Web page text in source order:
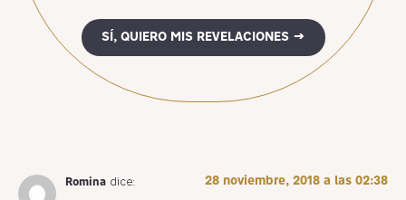
SÍ, QUIERO MIS REVELACIONES →
Romina dice: 28 noviembre, 2018 a las 02:38